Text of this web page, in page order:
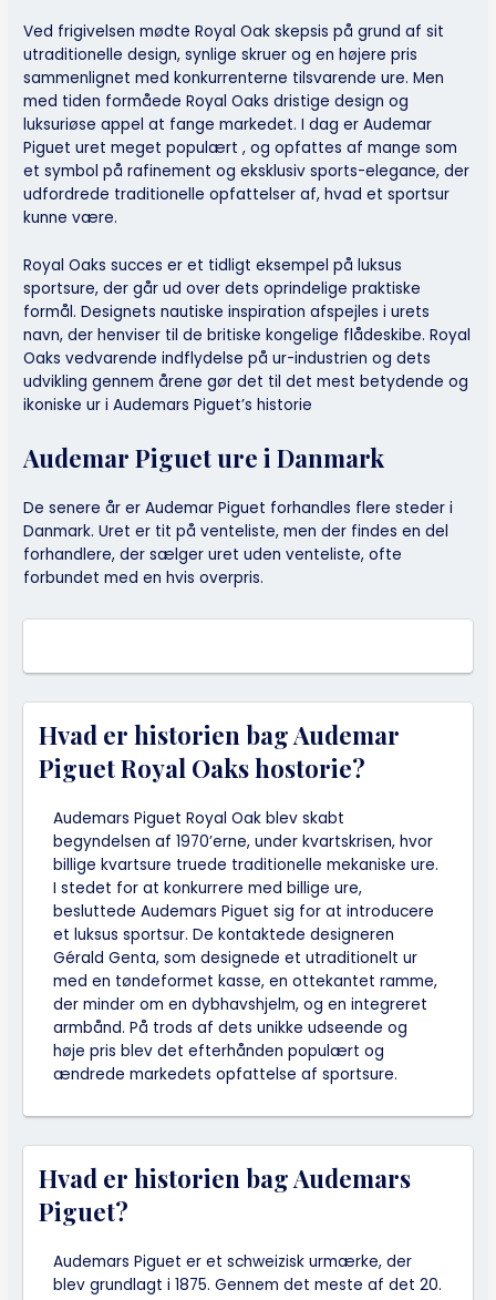
Ved frigivelsen mødte Royal Oak skepsis på grund af sit
utraditionelle design, synlige skruer og en højere pris
sammenlignet med konkurrenterne tilsvarende ure. Men
med tiden formåede Royal Oaks dristige design og
luksuriøse appel at fange markedet. I dag er Audemar
Piguet uret meget populært , og opfattes af mange som
et symbol på rafinement og eksklusiv sports-elegance, der
udfordrede traditionelle opfattelser af, hvad et sportsur
kunne være.
Royal Oaks succes er et tidligt eksempel på luksus
sportsure, der går ud over dets oprindelige praktiske
formål. Designets nautiske inspiration afspejles i urets
navn, der henviser til de britiske kongelige flådeskibe. Royal
Oaks vedvarende indflydelse på ur-industrien og dets
udvikling gennem årene gør det til det mest betydende og
ikoniske ur i Audemars Piguet’s historie
Audemar Piguet ure i Danmark
De senere år er Audemar Piguet forhandles flere steder i
Danmark. Uret er tit på venteliste, men der findes en del
forhandlere, der sælger uret uden venteliste, ofte
forbundet med en hvis overpris.
Hvad er historien bag Audemar
Piguet Royal Oaks hostorie?
Audemars Piguet Royal Oak blev skabt
begyndelsen af 1970’erne, under kvartskrisen, hvor
billige kvartsure truede traditionelle mekaniske ure.
I stedet for at konkurrere med billige ure,
besluttede Audemars Piguet sig for at introducere
et luksus sportsur. De kontaktede designeren
Gérald Genta, som designede et utraditionelt ur
med en tøndeformet kasse, en ottekantet ramme,
der minder om en dybhavshjelm, og en integreret
armbånd. På trods af dets unikke udseende og
høje pris blev det efterhånden populært og
ændrede markedets opfattelse af sportsure.
Hvad er historien bag Audemars
Piguet?
Audemars Piguet er et schweizisk urmærke, der
blev grundlagt i 1875. Gennem det meste af det 20.